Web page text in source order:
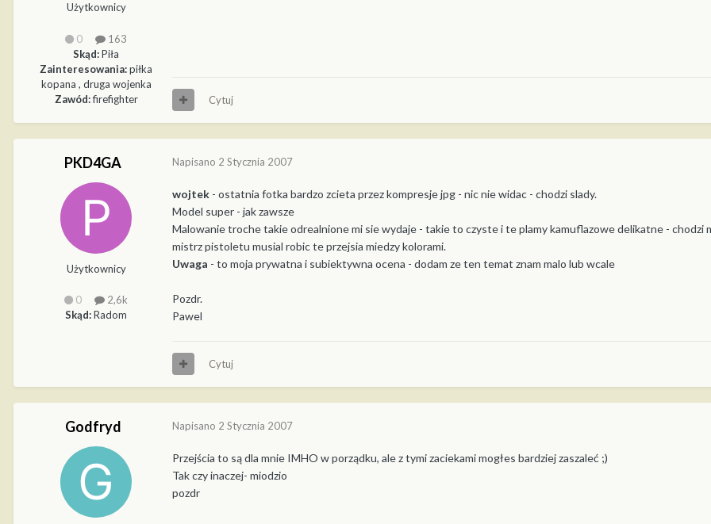
Użytkownicy
0
163
Skąd:Piła
Zainteresowania:piłka
kopana , druga wojenka
Zawód:firefighter Cytuj
PKD4GA
Użytkownicy
0
2,6k
Skąd:Radom
Napisano 2 Stycznia 2007
wojtek - ostatnia fotka bardzo zcieta przez kompresje jpg - nic nie widac - chodzi slady.
Model super - jak zawsze
Malowanie troche takie odrealnione mi sie wydaje - takie to czyste i te plamy kamuflazowe delikatne - chodzi
mistrz pistoletu musial robic te przejsia miedzy kolorami.
Uwaga - to moja prywatna i subiektywna ocena - dodam ze ten temat znam malo lub wcale
Pozdr.
Pawel
Cytuj
Godfryd Napisano 2 Stycznia 2007
Przejścia to są dla mnie IMHO w porządku, ale z tymi zaciekami mogłes bardziej zaszaleć ;)
Tak czy inaczej- miodzio
pozdr